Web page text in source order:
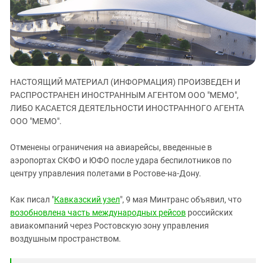
КАВКАЗ ЗА ПАЛЕСТИНУ
ИНАКОМЫСЛИЕ В ЧЕЧНЕ
ПРЕСЛЕДОВАНИЕ АКТИВИСТОВ
МОБИЛИЗАЦИЯ И ПРОТЕСТЫ
Дагестан
Ингушетия
Кабардино-Балкария
Калмыкия
Карачаево-Черкесия
Нагорный Карабах
Ростовская область
Северная Осетия - Алания
Ставропольский край
Чечня
НАСТОЯЩИЙ МАТЕРИАЛ (ИНФОРМАЦИЯ) ПРОИЗВЕДЕН И
РАСПРОСТРАНЕН ИНОСТРАННЫМ АГЕНТОМ ООО "МЕМО",
ЛИБО КАСАЕТСЯ ДЕЯТЕЛЬНОСТИ ИНОСТРАННОГО АГЕНТА
ООО "МЕМО".
Отменены ограничения на авиарейсы, введенные в
аэропортах СКФО и ЮФО после удара беспилотников по
центру управления полетами в Ростове-на-Дону.
Как писал "Кавказский узел", 9 мая Минтранс объявил, что
возобновлена часть международных рейсов российских
авиакомпаний через Ростовскую зону управления
воздушным пространством.